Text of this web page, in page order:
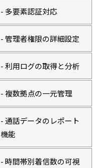
- 多要素認証対応
- 管理者権限の詳細設定
- 利用ログの取得と分析
- 複数拠点の一元管理
- 通話データのレポート
機能
- 時間帯別着信数の可視